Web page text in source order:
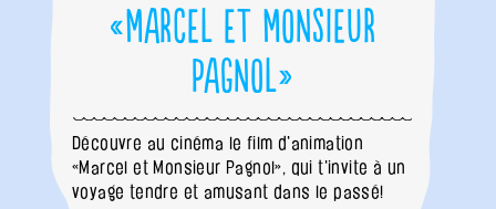
«Marcel et Monsieur
Pagnol»
Découvre au cinéma le film d'animation
«Marcel et Monsieur Pagnol», qui t'invite à un
voyage tendre et amusant dans le passé!